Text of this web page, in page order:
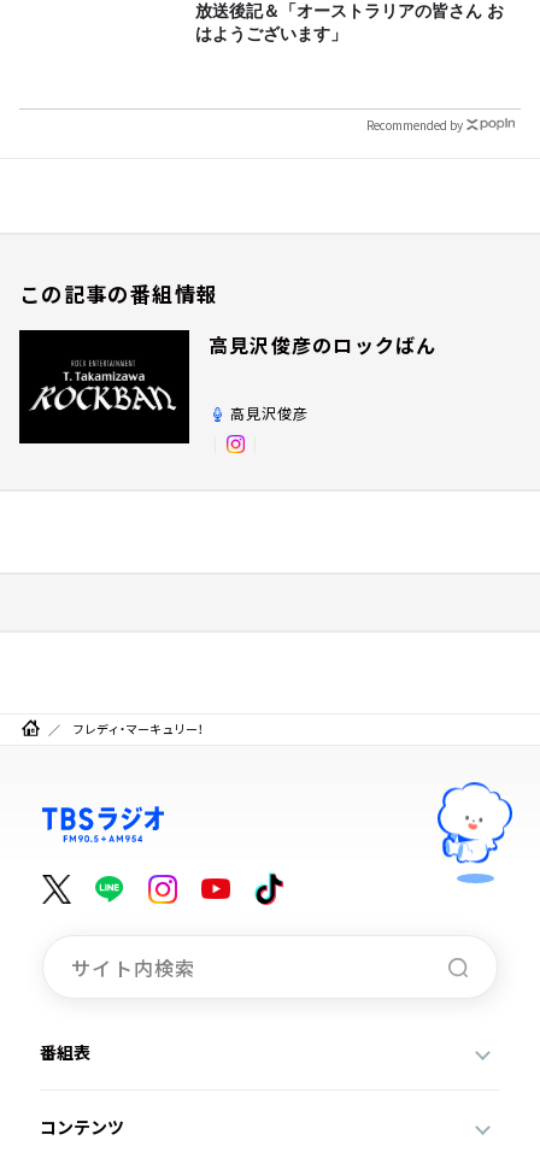
放送後記＆「オーストラリアの皆さん お
はようございます」
Recommended by
この記事の番組情報
高見沢俊彦のロックばん
高見沢俊彦
フレディ・マーキュリー！
番組表
コンテンツ